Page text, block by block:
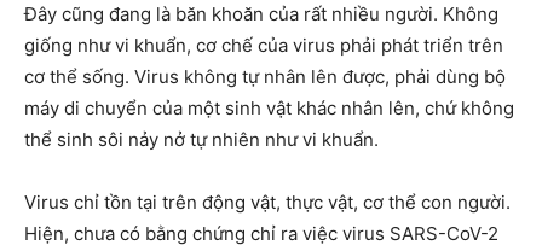
Ðây cũng đang là băn khoăn của rất nhiều người. Không
giống như vi khuẩn, cơ chế của virus phải phát triển trên
cơ thể sống. Virus không tự nhân lên được, phải dùng bộ
máy di chuyển của một sinh vật khác nhân lên, chứ không
thể sinh sôi nảy nở tự nhiên như vi khuẩn.
Virus chỉ tồn tại trên động vật, thực vật, cơ thể con người.
Hiện, chưa có bằng chứng chỉ ra việc virus SARS-CoV-2